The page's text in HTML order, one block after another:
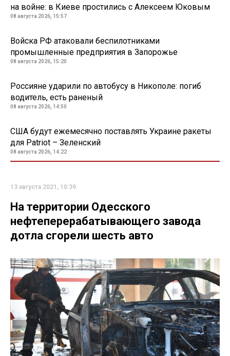
на войне: в Киеве простились с Алексеем Юковым
08 августа 2026, 15:57
Войска РФ атаковали беспилотниками
промышленные предприятия в Запорожье
08 августа 2026, 15:20
Россияне ударили по автобусу в Никополе: погиб
водитель, есть раненый
08 августа 2026, 14:50
США будут ежемесячно поставлять Украине ракеты
для Patriot – Зеленский
08 августа 2026, 14:22
13 августа 2021, 10:39
На территории Одесского
нефтеперерабатывающего завода
дотла сгорели шесть авто